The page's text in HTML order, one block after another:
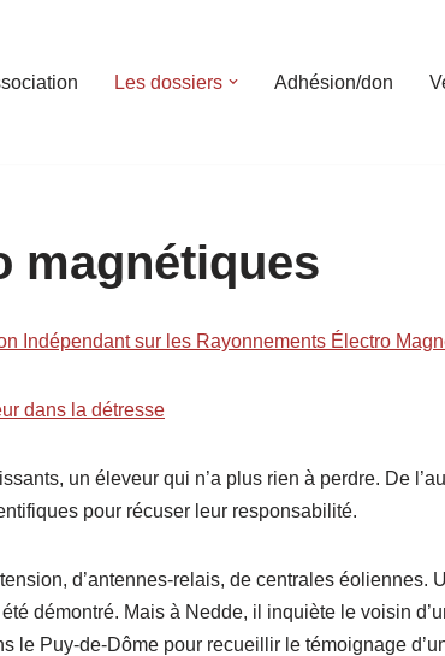
Les dossiers Adhésion/don
magnétiques
Indépendant sur les Rayonnements Électro
dans la détresse
un éleveur qui n’a plus rien à perdre. De
pour récuser leur responsabilité.
d’antennes-relais, de centrales éoliennes.
démontré. Mais à Nedde, il inquiète le voisin
le Puy-de-Dôme pour recueillir le témoignage